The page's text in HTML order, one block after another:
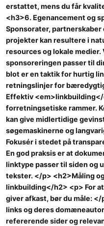
erstattet, mens du får
<h3>6. Egenancement og
Sponsorater,
projekter kan resultere i
resources og lokale
sponsoreringen passer til
blot er en taktik for hurtig
retningslinjer for
Effektiv
forretningsetiske rammer.
kan give midlertidige
søgemaskinerne og
Fokusér i stedet på
En god praksis er at
linktype passer til siden og
tekster. </p> <h2>Måling
linkbuilding</h2> <p> For
giver afkast, bør du måle:
links og deres
refererende sider og